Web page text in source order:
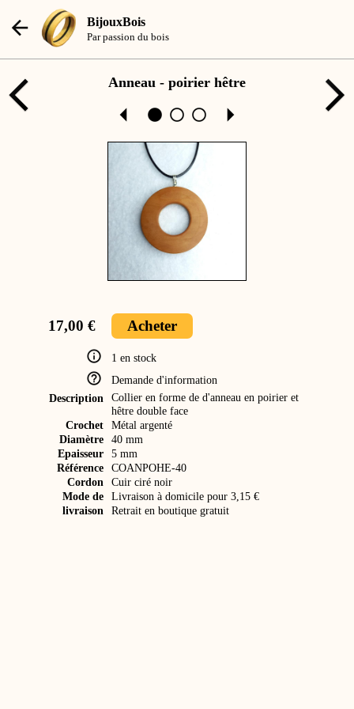
BijouxBois
Par passion du bois
Anneau - poirier hêtre
17,00 € Acheter
1 en stock
Demande d'information
Description
Collier en forme de d'anneau en poirier et
hêtre double face
Crochet
Métal argenté
Diamètre
40 mm
Epaisseur
5 mm
Référence
COANPOHE-40
Cordon
Cuir ciré noir
Mode de
livraison
Livraison à domicile pour 3,15 €
Retrait en boutique gratuit